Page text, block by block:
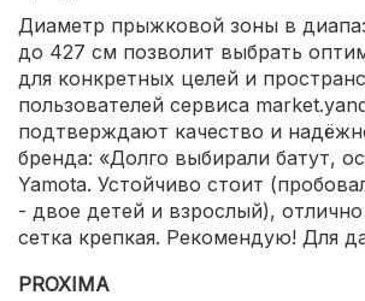
Диаметр прыжковой зоны в
до 427 см позволит выбрать
для конкретных целей и
пользователей сервиса
подтверждают качество и
бренда: «Долго выбирали батут,
Yamota. Устойчиво стоит
- двое детей и взрослый),
сетка крепкая. Рекомендую! Для
PROXIMA